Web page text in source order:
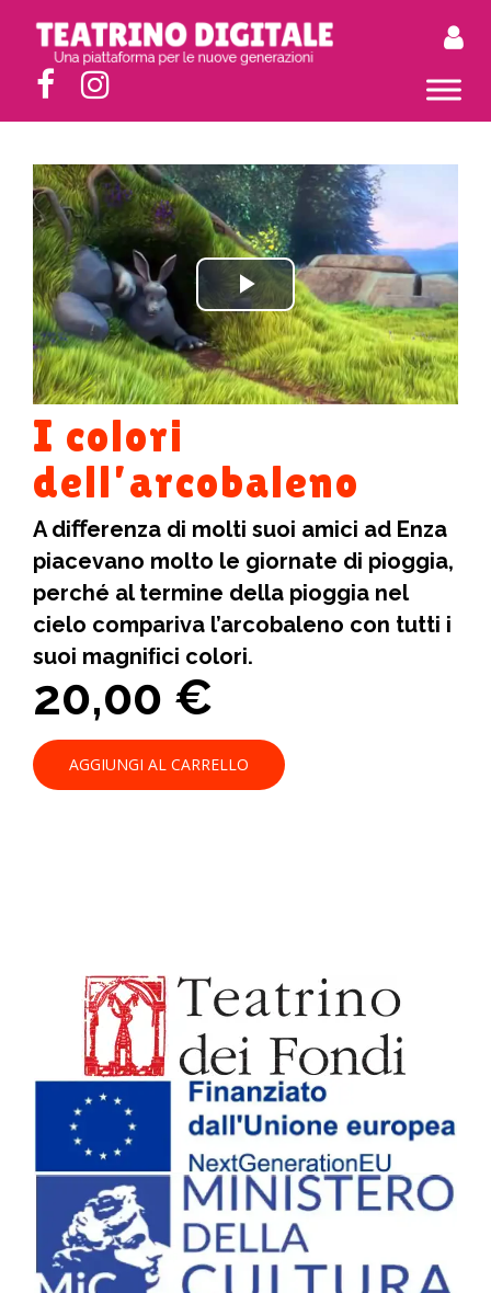
Play
Video
I colori
dell’arcobaleno
A diﬀerenza di molti suoi amici ad Enza
piacevano molto le giornate di pioggia,
perché al termine della pioggia nel
cielo compariva l’arcobaleno con tutti i
suoi magniﬁci colori.
20,00 €
AGGIUNGI AL CARRELLO